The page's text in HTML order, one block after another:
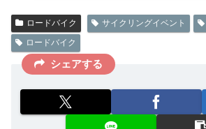
ロードバイク サイクリングイベント
ロードバイク
シェアする